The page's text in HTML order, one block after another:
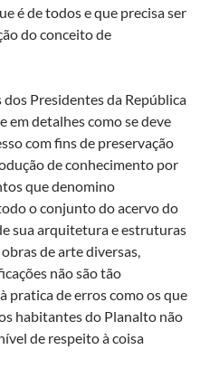
é de todos e que precisa ser
do conceito de
Presidentes da República
em detalhes como se deve
com fins de preservação
de conhecimento por
que denomino
o conjunto do acervo do
sua arquitetura e estruturas
de arte diversas,
não são tão
pratica de erros como os que
habitantes do Planalto não
de respeito à coisa